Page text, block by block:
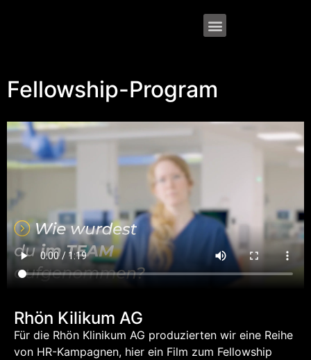
Fellowship-Program
Rhön Kilikum AG
Für die Rhön Klinikum AG produzierten wir eine Reihe
von HR-Kampagnen, hier ein Film zum Fellowship